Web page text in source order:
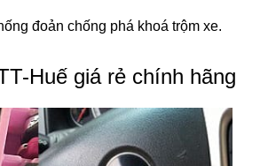
đoản chống phá khoá trộm xe.
Huế giá rẻ chính hãng